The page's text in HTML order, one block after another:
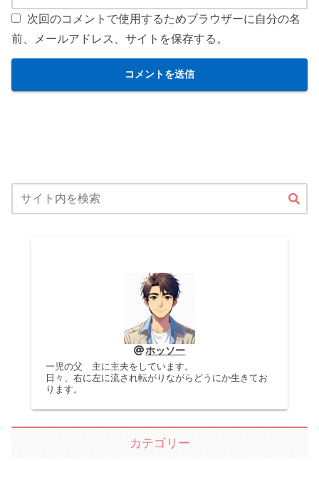
次回のコメントで使用するためブラウザーに自分の名
前、メールアドレス、サイトを保存する。
ホッソー
一児の父 主に主夫をしています。
日々、右に左に流され転がりながらどうにか生きてお
ります。
カテゴリー